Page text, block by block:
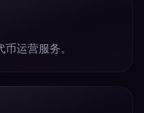
运营服务。